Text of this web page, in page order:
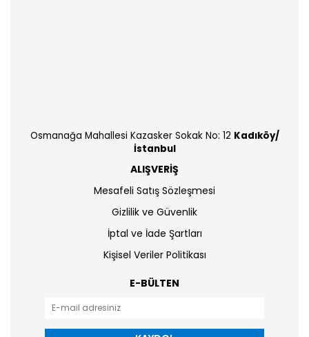
Osmanağa Mahallesi Kazasker Sokak No: 12 Kadıköy/
İstanbul
ALIŞVERİŞ
Mesafeli Satış Sözleşmesi
Gizlilik ve Güvenlik
İptal ve İade Şartları
Kişisel Veriler Politikası
E-BÜLTEN